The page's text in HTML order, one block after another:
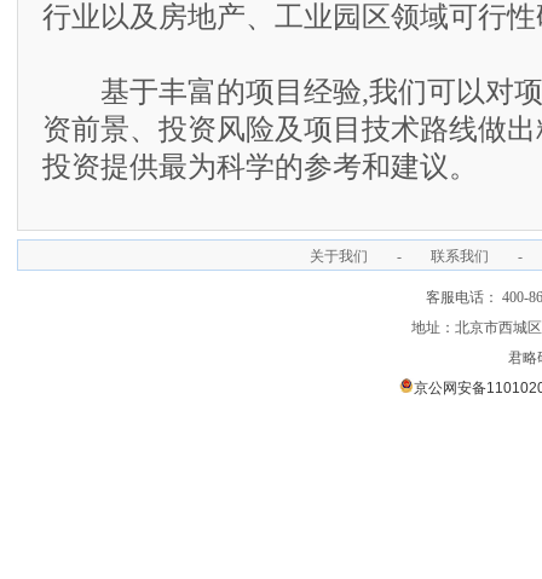
行业以及房地产、工业园区领域可行
基于丰富的项目经验,我们可以对项
资前景、投资风险及项目技术路线做
投资提供最为科学的参考和建议。
关于我们 - 联系我们 -
客服电话： 400-
地址：北京市西城
君略
京公网安备